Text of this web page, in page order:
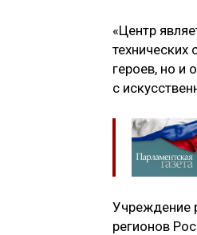
«Центр
технических
героев, но и
с
Учреждение
регионов